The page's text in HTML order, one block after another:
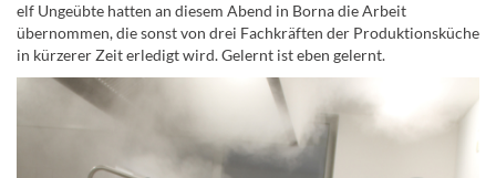
elf Ungeübte hatten an diesem Abend in Borna die Arbeit
übernommen, die sonst von drei Fachkräften der Produktionsküche
in kürzerer Zeit erledigt wird. Gelernt ist eben gelernt.